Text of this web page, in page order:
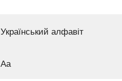
Український алфавіт
Аa